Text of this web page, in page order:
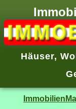
Häuser,